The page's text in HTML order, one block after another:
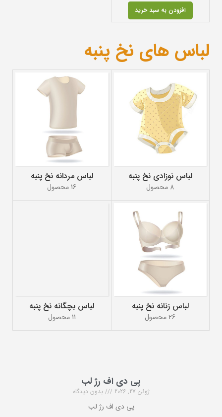
افزودن به سبد خرید
لباس های نخ پنبه
لباس نوزادی نخ پنبه
8 محصول
لباس مردانه نخ پنبه
16 محصول
لباس زنانه نخ پنبه
26 محصول
لباس بچگانه نخ پنبه
11 محصول
پی دی اف رژ لب
ژوئن 27, 2026 بدون دیدگاه
پی دی اف رژ لب